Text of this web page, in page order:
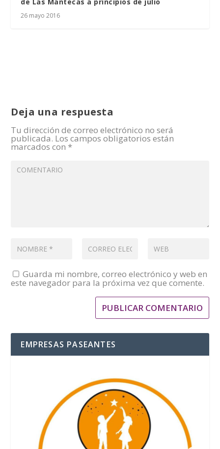
26 mayo 2016
Deja una respuesta
Tu dirección de correo electrónico no será
publicada. Los campos obligatorios están
marcados con *
Guarda mi nombre, correo electrónico y web en
este navegador para la próxima vez que comente.
EMPRESAS PASEANTES